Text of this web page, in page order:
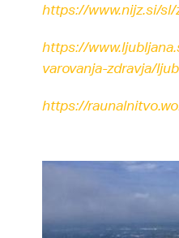
https://www.nijz.si/
https://
varovanja-zdravja/
https://